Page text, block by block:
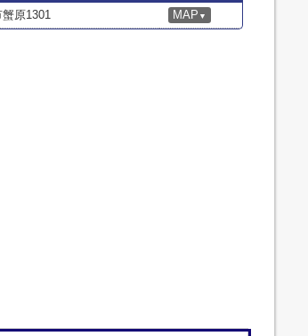
原1301 MAP ▼